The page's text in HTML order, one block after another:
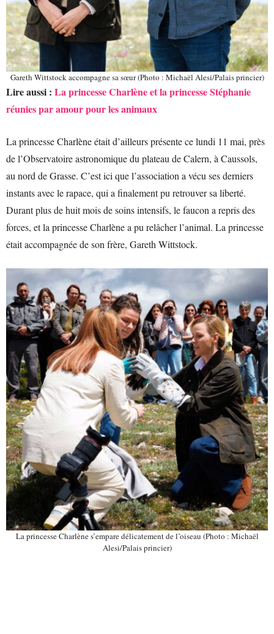
Gareth Wittstock accompagne sa sœur (Photo : Michaël Alesi/Palais princier)
Lire aussi : La princesse Charlène et la princesse Stéphanie
réunies par amour pour les animaux
La princesse Charlène était d’ailleurs présente ce lundi 11 mai, près
de l’Observatoire astronomique du plateau de Calern, à Caussols,
au nord de Grasse. C’est ici que l’association a vécu ses derniers
instants avec le rapace, qui a finalement pu retrouver sa liberté.
Durant plus de huit mois de soins intensifs, le faucon a repris des
forces, et la princesse Charlène a pu relâcher l’animal. La princesse
était accompagnée de son frère, Gareth Wittstock.
La princesse Charlène s’empare délicatement de l’oiseau (Photo : Michaël
Alesi/Palais princier)